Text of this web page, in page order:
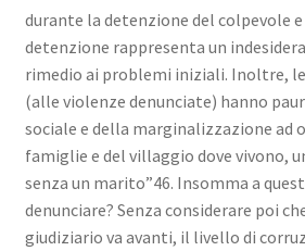
durante la detenzione del colpevole
detenzione rappresenta un
rimedio ai problemi iniziali. Inoltre,
(alle violenze denunciate) hanno
sociale e della marginalizzazione ad
famiglie e del villaggio dove vivono,
senza un marito”46. Insomma a
denunciare? Senza considerare poi
giudiziario va avanti, il livello di